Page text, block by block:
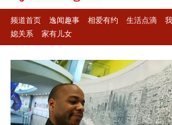
频道首页 逸闻趣事 相爱有约 生活点滴
媳关系
家有儿女